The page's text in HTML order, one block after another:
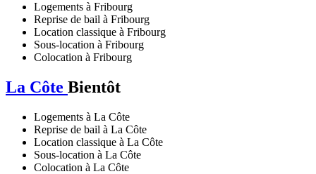
Logements à Fribourg
Reprise de bail à Fribourg
Location classique à Fribourg
Sous-location à Fribourg
Colocation à Fribourg
La Côte Bientôt
Logements à La Côte
Reprise de bail à La Côte
Location classique à La Côte
Sous-location à La Côte
Colocation à La Côte